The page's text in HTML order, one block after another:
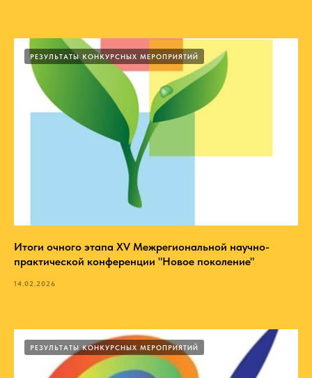
РЕЗУЛЬТАТЫ КОНКУРСНЫХ МЕРОПРИЯТИЙ
Итоги очного этапа XV Межрегиональной научно-
практической конференции "Новое поколение"
14.02.2026
РЕЗУЛЬТАТЫ КОНКУРСНЫХ МЕРОПРИЯТИЙ